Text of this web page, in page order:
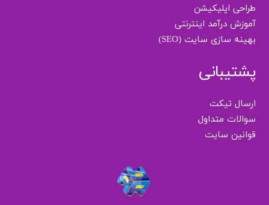
طراحی اپلیکیشن
آموزش درآمد اینترنتی
بهینه سازی سایت (SEO)
پشتیبانی
ارسال تیکت
سوالات متداول
قوانین سایت